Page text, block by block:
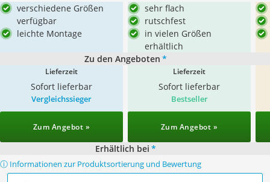
verschiedene Größen
verfügbar
leichte Montage
sehr flach
rutschfest
in vielen Größen
erhältlich
Zu den Angeboten *
Lieferzeit
Sofort lieferbar
Lieferzeit
Sofort lieferbar
Vergleichssieger
Zum Angebot »
Bestseller
Zum Angebot »
Erhältlich bei *
ⓘ Informationen zur Produktsortierung und Bewertung